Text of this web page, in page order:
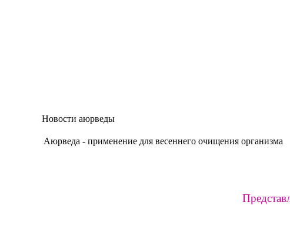
Новости аюрведы
Аюрведа - применение для весеннего очищения организма